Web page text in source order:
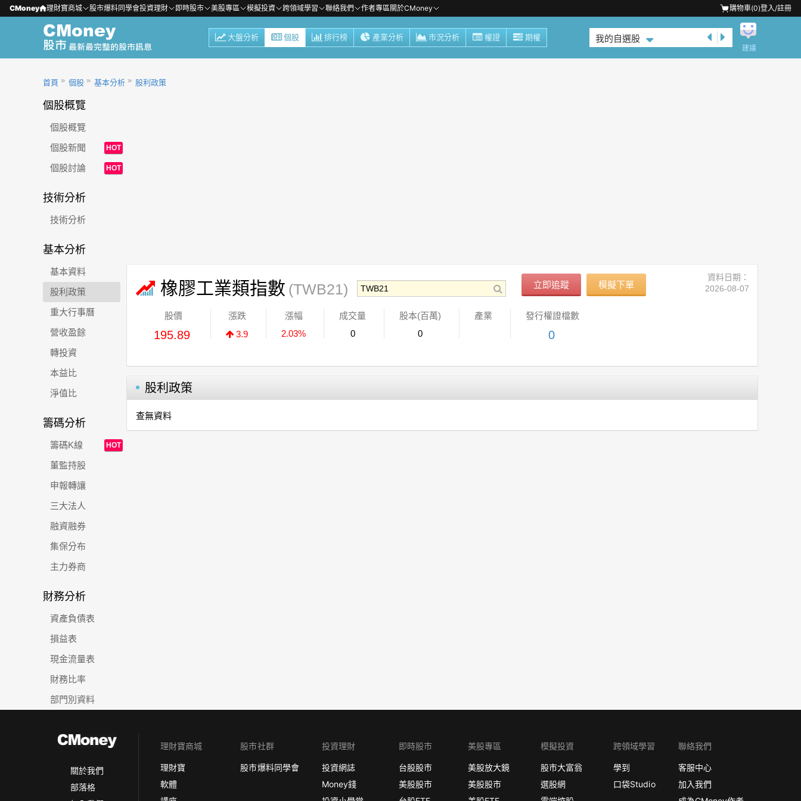
CMoney 理財寶商城 股市爆料同學會投資理財 即時股市 美股專區 模擬投資 跨領域學習 聯絡我們 作者專區關於CMoney 購物車(0)登入/註冊
大盤分析 個股 排行榜 產業分析 市況分析 權證 期權 我的自選股
建議
首頁 個股 基本分析 股利政策
個股概覽
個股概覽
個股新聞
HOT
個股討論 HOT
技術分析
技術分析
基本分析
基本資料
股利政策
重大行事曆
營收盈餘
轉投資
本益比
淨值比
籌碼分析
籌碼K線 HOT
董監持股
申報轉讓
三大法人
融資融券
集保分布
主力券商
財務分析
資產負債表
損益表
現金流量表
財務比率
部門別資料
橡膠工業類指數 (TWB21) 立即追蹤 模擬下單
資料日期：
2026-08-07
股價
195.89
漲跌
3.9
漲幅
2.03%
成交量
0
股本(百萬)
0
產業 發行權證檔數
0
股利政策
查無資料
關於我們
部落格
理財寶商城
理財寶
軟體
股市社群
股市爆料同學會
投資理財
投資網誌
Money錢
即時股市
台股股市
美股股市
美股專區
美股放大鏡
美股股市
模擬投資
股市大富翁
選股網
跨領域學習
學到
口袋Studio
聯絡我們
客服中心
加入我們